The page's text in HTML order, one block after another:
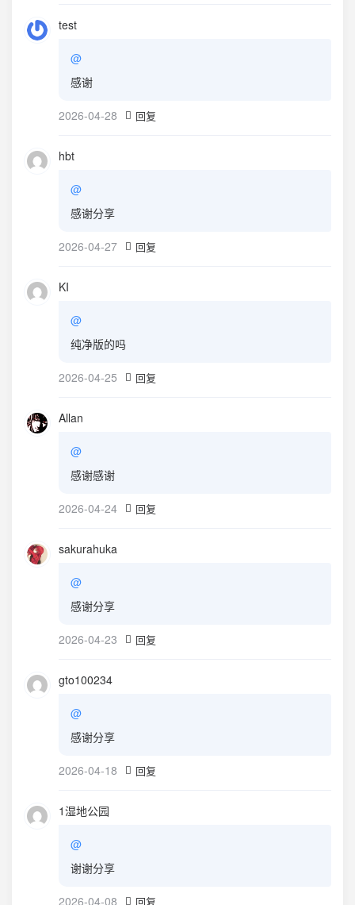
test
@
感谢
2026-04-28 回复
hbt
@
感谢分享
2026-04-27 回复
KI
@
纯净版的吗
2026-04-25 回复
Allan
@
感谢感谢
2026-04-24 回复
sakurahuka
@
感谢分享
2026-04-23 回复
gto100234
@
感谢分享
2026-04-18 回复
1湿地公园
@
谢谢分享
2026-04-08 回复